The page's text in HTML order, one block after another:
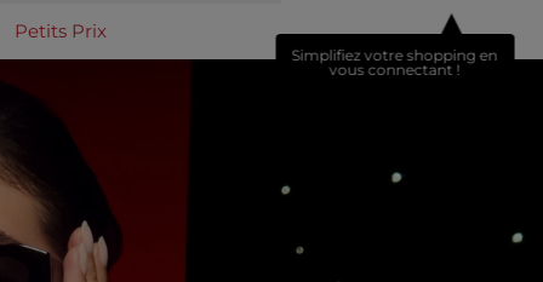
Simplifiez votre shopping en
vous connectant !
Petits Prix